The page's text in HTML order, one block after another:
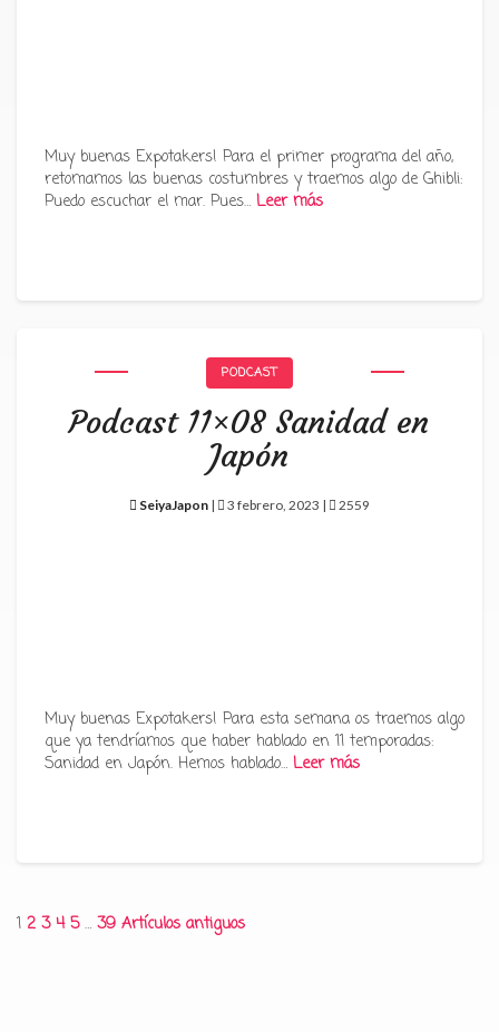
Muy buenas Expotakers! Para el primer programa del año,
retomamos las buenas costumbres y traemos algo de Ghibli:
Puedo escuchar el mar. Pues… Leer más
PODCAST
Podcast 11×08 Sanidad en
Japón
SeiyaJapon | 3 febrero, 2023 | 2559
Muy buenas Expotakers! Para esta semana os traemos algo
que ya tendríamos que haber hablado en 11 temporadas:
Sanidad en Japón. Hemos hablado… Leer más
Paginación
1 2 3 4 5 … 39 Artículos antiguos